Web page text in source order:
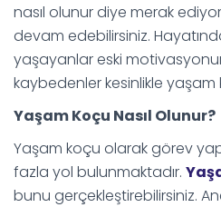
nasıl olunur diye merak
devam edebilirsiniz.
yaşayanlar eski
kaybedenler kesinlikle yaşam
Yaşam Koçu Nasıl Olunur?
Yaşam koçu olarak görev
fazla yol bulunmaktadır.
bunu gerçekleştirebilirsiniz.